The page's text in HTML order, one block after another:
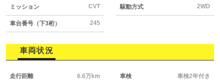
ミッション CVT 駆動方式 2WD
車台番号（下3桁） 245
車両状況
走行距離 6.6万km 車検 車検2年付き